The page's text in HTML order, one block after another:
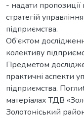
- надати
стратегій
підприємства.
Об’єктом
колективу
Предметом
практичні аспекти
підприємства.
матеріалах ТДВ
Золотоніський